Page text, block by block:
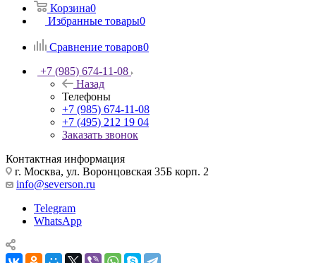
Корзина0
Избранные товары0
Сравнение товаров0
+7 (985) 674-11-08
Назад
Телефоны
+7 (985) 674-11-08
+7 (495) 212 19 04
Заказать звонок
Контактная информация
г. Москва, ул. Воронцовская 35Б корп. 2
info@severson.ru
Telegram
WhatsApp